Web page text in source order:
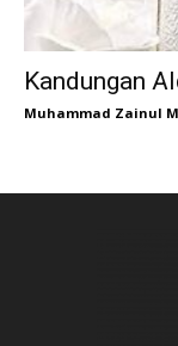
Kandungan
Muhammad Zainul